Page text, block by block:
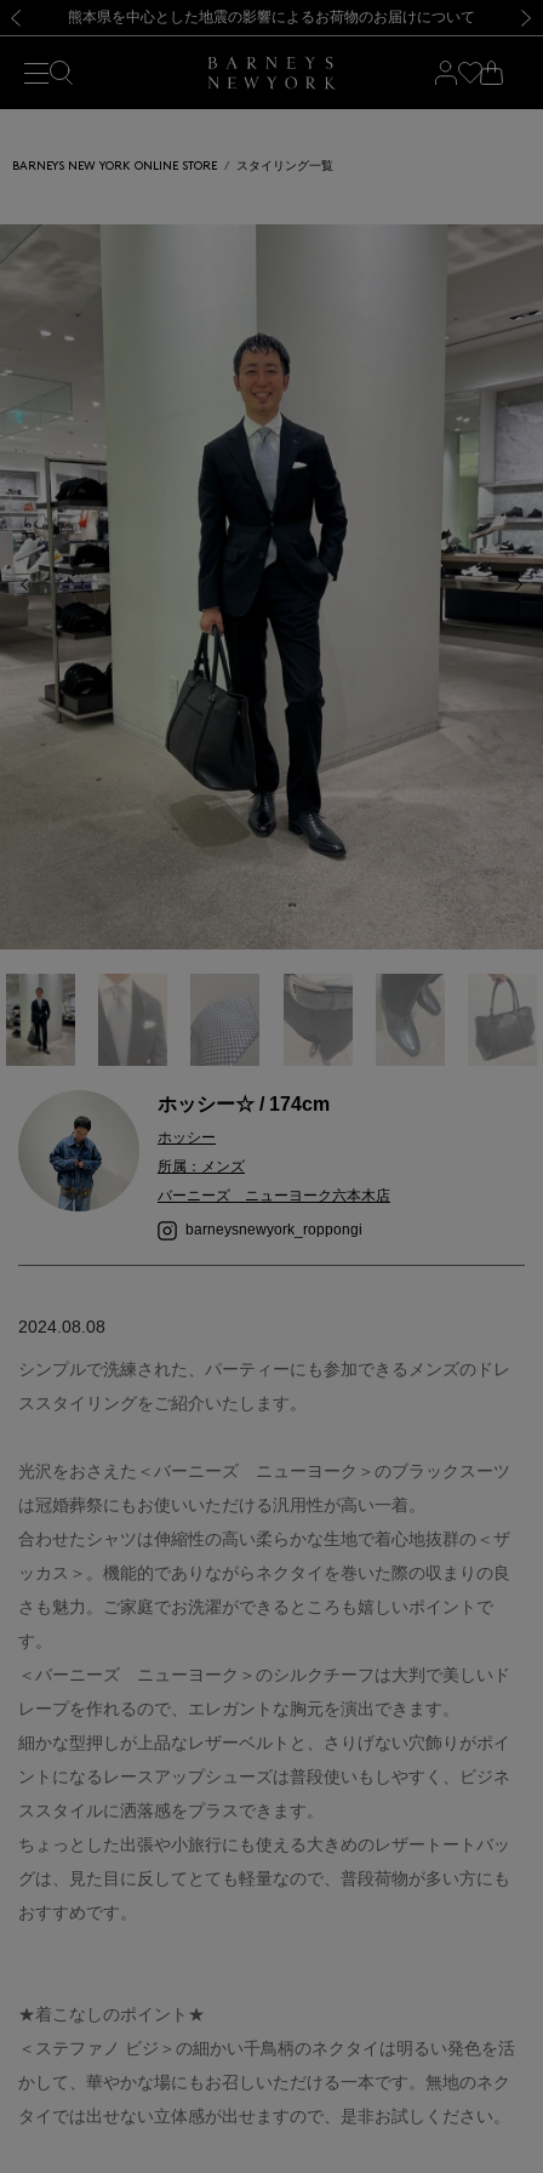
新規登録のお客様も対象！＜MY BARNEYS＞会員のお客様は11,000円（税込）以上のお買上げで常時送料無料！お買い物の際は会員登録を！
【夏季休業に伴う返品・交換承り一時停止のお知らせ】（2026.8.5）
熊本県を中心とした地震の影響によるお荷物のお届けについて
【開催中】SUMMER SALEのご案内・ご注意事項 新規登録のお客様も対象！＜MY BARNEYS＞会員のお客様は11,000円（税込）以上のお買上げで常時送料無料！お買い物の際は会員登録を！
【夏季休業に伴う返品・交換承り一時停止のお知らせ】（2026.8.5）
BARNEYS NEW YORK ONLINE STORE スタイリング一覧
前の画像 次
ホッシー☆ / 174cm
ホッシー
所属：メンズ
バーニーズ ニューヨーク六本木店
barneysnewyork_roppongi
2024.08.08
シンプルで洗練された、パーティーにも参加できるメンズのドレ
ススタイリングをご紹介いたします。
光沢をおさえた＜バーニーズ ニューヨーク＞のブラックスーツ
は冠婚葬祭にもお使いいただける汎用性が高い一着。
合わせたシャツは伸縮性の高い柔らかな生地で着心地抜群の＜ザ
ッカス＞。機能的でありながらネクタイを巻いた際の収まりの良
さも魅力。ご家庭でお洗濯ができるところも嬉しいポイントで
す。
＜バーニーズ ニューヨーク＞のシルクチーフは大判で美しいド
レープを作れるので、エレガントな胸元を演出できます。
細かな型押しが上品なレザーベルトと、さりげない穴飾りがポイ
ントになるレースアップシューズは普段使いもしやすく、ビジネ
ススタイルに洒落感をプラスできます。
ちょっとした出張や小旅行にも使える大きめのレザートートバッ
グは、見た目に反してとても軽量なので、普段荷物が多い方にも
おすすめです。
★着こなしのポイント★
＜ステファノ ビジ＞の細かい千鳥柄のネクタイは明るい発色を活
かして、華やかな場にもお召しいただける一本です。無地のネク
タイでは出せない立体感が出せますので、是非お試しください。